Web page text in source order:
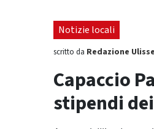
Notizie locali
scritto da Redazione
Capaccio
stipendi